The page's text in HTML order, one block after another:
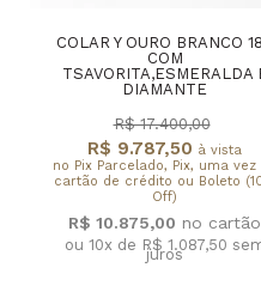
COLAR Y OURO BRANCO
COM
TSAVORITA,ESMERALDA
DIAMANTE
R$ 9.787,50 à vista
no Pix Parcelado, Pix, uma vez
cartão de crédito ou Boleto
Off)
R$ 17.400,00
R$ 10.875,00
ou 10x de R$ 1.087,50
juros